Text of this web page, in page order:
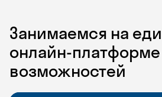
Занимаемся на
онлайн-
возможностей